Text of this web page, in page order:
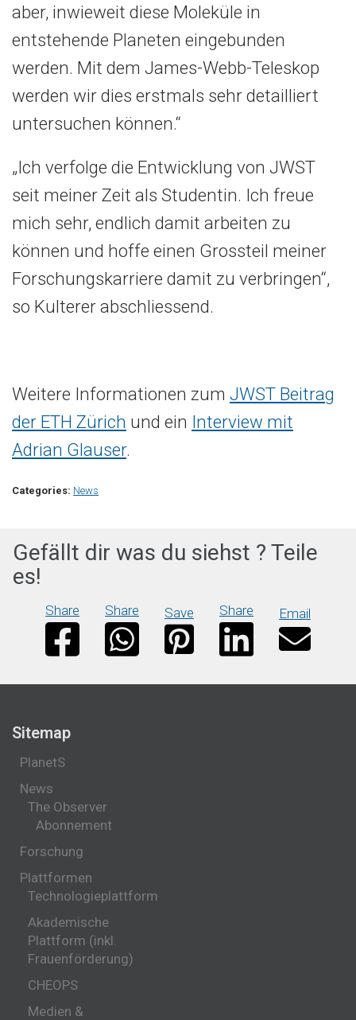
aber, inwieweit diese Moleküle in
entstehende Planeten eingebunden
werden. Mit dem James-Webb-Teleskop
werden wir dies erstmals sehr detailliert
untersuchen können.“
„Ich verfolge die Entwicklung von JWST
seit meiner Zeit als Studentin. Ich freue
mich sehr, endlich damit arbeiten zu
können und hoffe einen Grossteil meiner
Forschungskarriere damit zu verbringen“,
so Kulterer abschliessend.
Weitere Informationen zum JWST Beitrag
der ETH Zürich und ein Interview mit
Adrian Glauser.
Categories: News
Gefällt dir was du siehst ? Teile
es!
Share Share Save Share Email
Sitemap
PlanetS
News
The Observer
Abonnement
Forschung
Plattformen
Technologieplattform
Akademische
Plattform (inkl.
Frauenförderung)
CHEOPS
Medien &